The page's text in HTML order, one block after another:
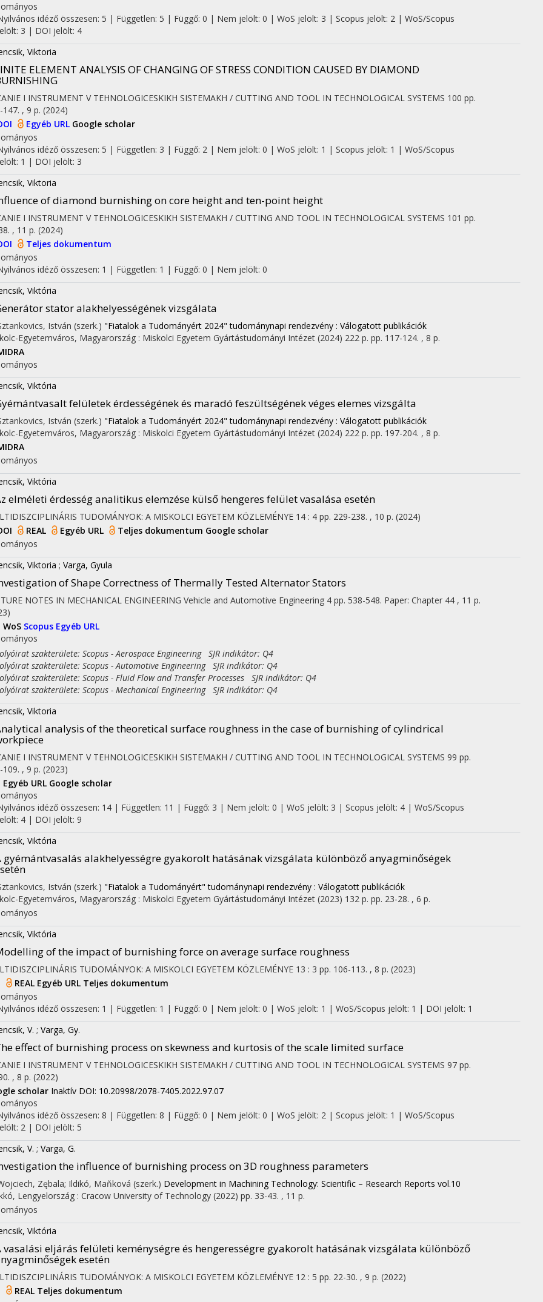
idéző összesen: 5 | Független: 5 | Függő: 0 | Nem jelölt: 0 | WoS jelölt: 3 | Scopus jelölt: 2 | WoS/Scopus
3 | DOI jelölt: 4
Viktoria
ELEMENT ANALYSIS OF CHANGING OF STRESS CONDITION CAUSED BY DIAMOND
I INSTRUMENT V TEHNOLOGICESKIKH SISTEMAKH / CUTTING AND TOOL IN TECHNOLOGICAL SYSTEMS 100 pp.
147. , 9 p. (2024)
Egyéb URL Google scholar
idéző összesen: 5 | Független: 3 | Függő: 2 | Nem jelölt: 0 | WoS jelölt: 1 | Scopus jelölt: 1 | WoS/Scopus
1 | DOI jelölt: 3
Viktoria
of diamond burnishing on core height and ten-point height
I INSTRUMENT V TEHNOLOGICESKIKH SISTEMAKH / CUTTING AND TOOL IN TECHNOLOGICAL SYSTEMS 101 pp.
, 11 p. (2024)
Teljes dokumentum
idéző összesen: 1 | Független: 1 | Függő: 0 | Nem jelölt: 0
Viktória
stator alakhelyességének vizsgálata
István (szerk.) "Fiatalok a Tudományért 2024" tudománynapi rendezvény : Válogatott publikációk
Egyetemváros, Magyarország : Miskolci Egyetem Gyártástudományi Intézet (2024) 222 p. pp. 117-124. , 8 p.
Viktória
felületek érdességének és maradó feszültségének véges elemes vizsgálta
István (szerk.) "Fiatalok a Tudományért 2024" tudománynapi rendezvény : Válogatott publikációk
Egyetemváros, Magyarország : Miskolci Egyetem Gyártástudományi Intézet (2024) 222 p. pp. 197-204. , 8 p.
Viktória
elméleti érdesség analitikus elemzése külső hengeres felület vasalása esetén
TUDOMÁNYOK: A MISKOLCI EGYETEM KÖZLEMÉNYE 14 : 4 pp. 229-238. , 10 p. (2024)
REAL Egyéb URL Teljes dokumentum Google scholar
Viktoria ; Varga, Gyula
of Shape Correctness of Thermally Tested Alternator Stators
NOTES IN MECHANICAL ENGINEERING Vehicle and Automotive Engineering 4 pp. 538-548. Paper: Chapter 44 , 11 p.
WoS Scopus Egyéb URL
szakterülete: Scopus - Aerospace Engineering SJR indikátor: Q4
szakterülete: Scopus - Automotive Engineering SJR indikátor: Q4
szakterülete: Scopus - Fluid Flow and Transfer Processes SJR indikátor: Q4
szakterülete: Scopus - Mechanical Engineering SJR indikátor: Q4
Viktoria
analysis of the theoretical surface roughness in the case of burnishing of cylindrical
I INSTRUMENT V TEHNOLOGICESKIKH SISTEMAKH / CUTTING AND TOOL IN TECHNOLOGICAL SYSTEMS 99 pp.
109. , 9 p. (2023)
Egyéb URL Google scholar
idéző összesen: 14| Független: 11 | Függő: 3 | Nem jelölt: 0 | WoS jelölt: 3 | Scopus jelölt: 4 | WoS/Scopus
4 | DOI jelölt: 9
Viktória
gyémántvasalás alakhelyességre gyakorolt hatásának vizsgálata különböző anyagminőségek
István (szerk.) "Fiatalok a Tudományért" tudománynapi rendezvény : Válogatott publikációk
Egyetemváros, Magyarország : Miskolci Egyetem Gyártástudományi Intézet (2023) 132 p. pp. 23-28. , 6 p.
Viktória
of the impact of burnishing force on average surface roughness
TUDOMÁNYOK: A MISKOLCI EGYETEM KÖZLEMÉNYE 13 : 3 pp. 106-113. , 8 p. (2023)
REAL Egyéb URL Teljes dokumentum
idéző összesen: 1 | Független: 1 | Függő: 0 | Nem jelölt: 0 | WoS jelölt: 1 | WoS/Scopus jelölt: 1 | DOI jelölt: 1
V. ; Varga, Gy.
effect of burnishing process on skewness and kurtosis of the scale limited surface
I INSTRUMENT V TEHNOLOGICESKIKH SISTEMAKH / CUTTING AND TOOL IN TECHNOLOGICAL SYSTEMS 97 pp.
, 8 p. (2022)
scholar Inaktív DOI: 10.20998/2078-7405.2022.97.07
idéző összesen: 8 | Független: 8 | Függő: 0 | Nem jelölt: 0 | WoS jelölt: 2 | Scopus jelölt: 1 | WoS/Scopus
2 | DOI jelölt: 5
V. ; Varga, G.
the influence of burnishing process on 3D roughness parameters
Zębala; Ildikó, Maňková (szerk.) Development in Machining Technology: Scientific – Research Reports vol.10
Lengyelország : Cracow University of Technology (2022) pp. 33-43. , 11 p.
Viktória
vasalási eljárás felületi keménységre és hengerességre gyakorolt hatásának vizsgálata különböző
esetén
TUDOMÁNYOK: A MISKOLCI EGYETEM KÖZLEMÉNYE 12 : 5 pp. 22-30. , 9 p. (2022)
REAL Teljes dokumentum